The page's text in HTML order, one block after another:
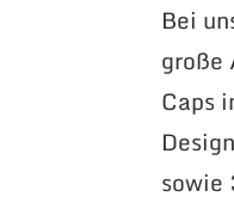
Bei
große
Caps
sowie